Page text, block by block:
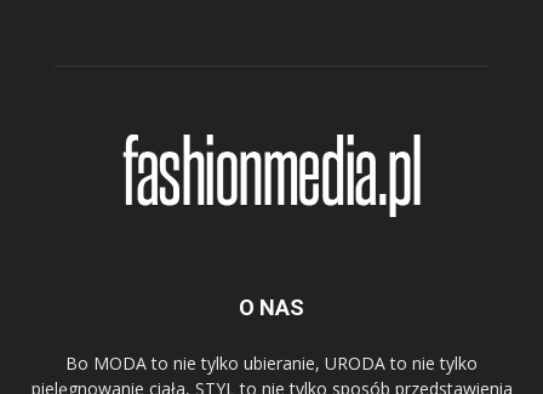
O NAS
Bo MODA to nie tylko ubieranie, URODA to nie tylko
pielęgnowanie ciała, STYL to nie tylko sposób przedstawienia